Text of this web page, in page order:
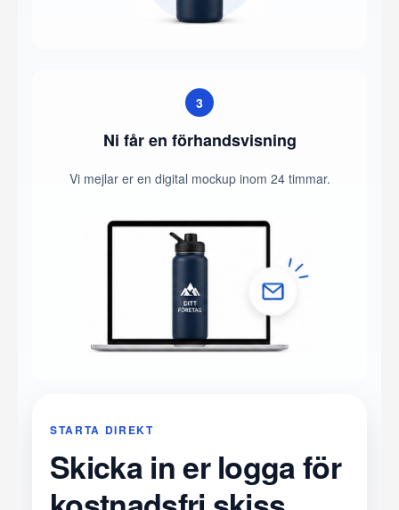
3
Ni får en förhandsvisning
Vi mejlar er en digital mockup inom 24 timmar.
STARTA DIREKT
Skicka in er logga för